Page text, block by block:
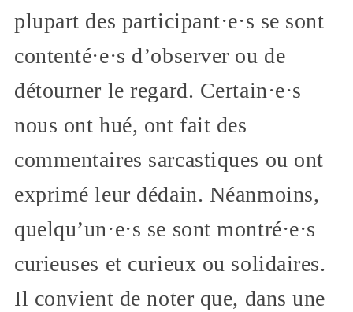
plupart des participant·e·s se sont
contenté·e·s d’observer ou de
détourner le regard. Certain·e·s
nous ont hué, ont fait des
commentaires sarcastiques ou ont
exprimé leur dédain. Néanmoins,
quelqu’un·e·s se sont montré·e·s
curieuses et curieux ou solidaires.
Il convient de noter que, dans une